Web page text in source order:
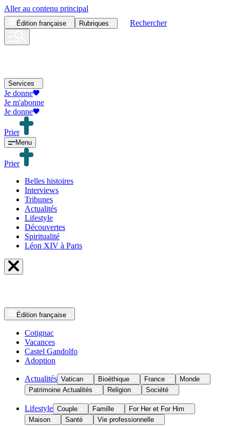
Aller au contenu principal
Édition française Rubriques Rechercher
Services
Je donne
Je m'abonne
Je donne
Prier
Menu
Prier
Belles histoires
Interviews
Tribunes
Actualités
Lifestyle
Découvertes
Spiritualité
Léon XIV à Paris
Édition française
Cotignac
Vacances
Castel Gandolfo
Adoption
Actualités Vatican Bioéthique France
Monde
Patrimoine Actualités
Religion Société
Lifestyle Couple Famille
For Her et For Him
Maison
Santé Vie professionnelle